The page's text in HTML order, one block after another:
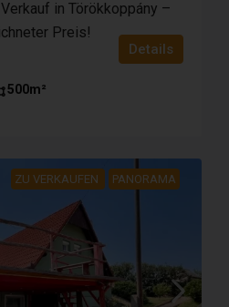
in Törökkoppány –
Preis!
500m²
Details
ZU VERKAUFEN PANORAMA